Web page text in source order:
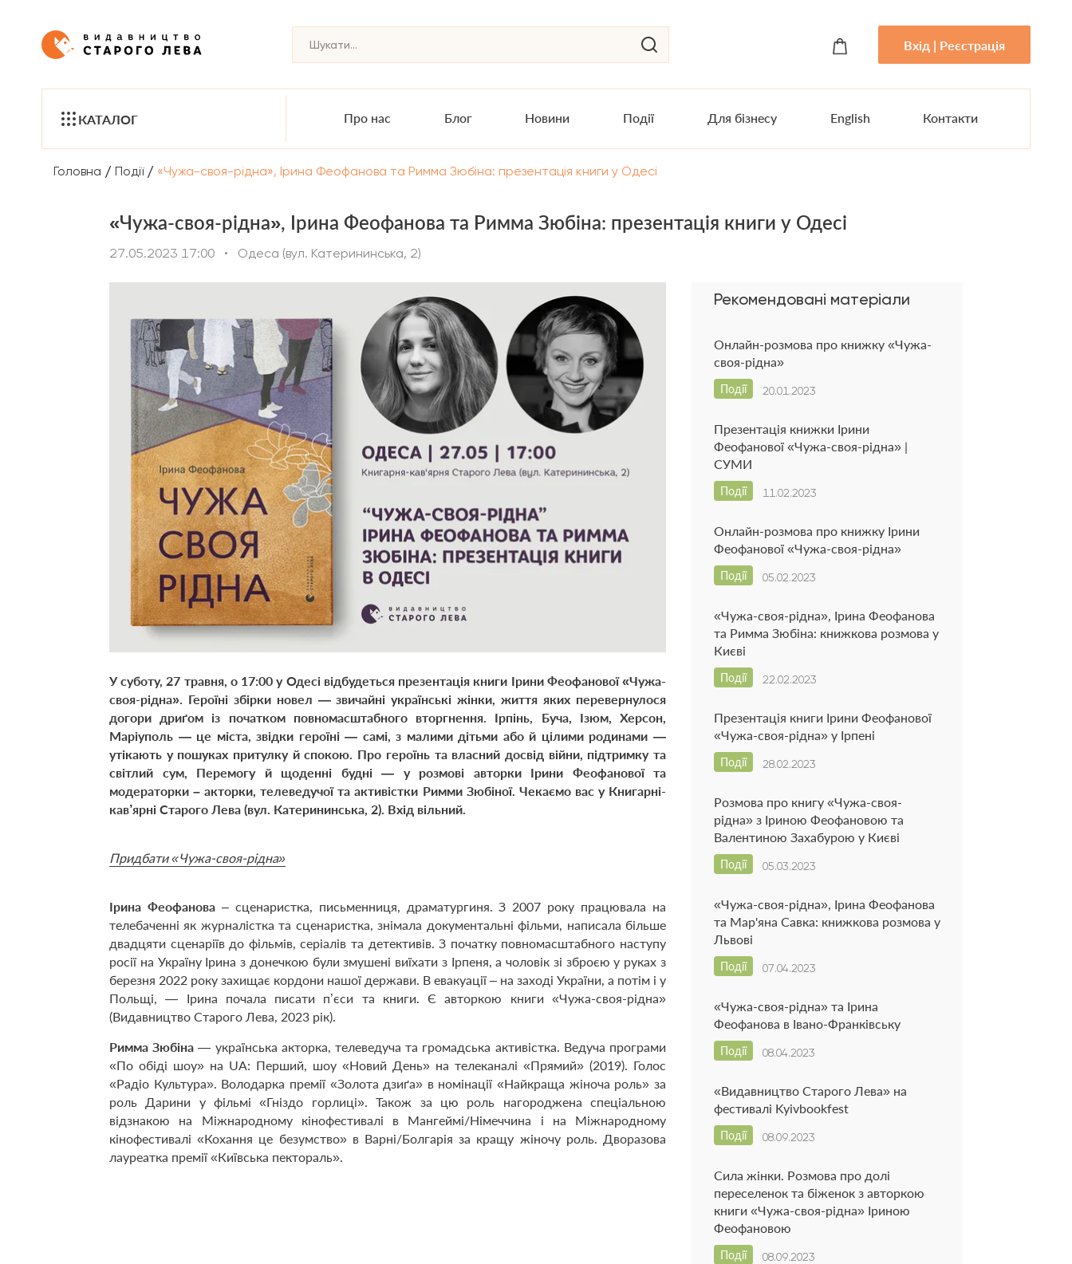
Вхід | Реєстрація
КАТАЛОГ Про нас Блог Новини Події Для бізнесу English Контакти
Головна / Події / «Чужа-своя-рідна», Ірина Феофанова та Римма Зюбіна: презентація книги у Одесі
«Чужа-своя-рідна», Ірина Феофанова та Римма Зюбіна: презентація книги у Одесі
27.05.2023 17:00 • Одеса (вул. Катерининська, 2)
У суботу, 27 травня, о 17:00 у Одесі відбудеться презентація книги Ірини Феофанової «Чужа-
своя-рідна». Героїні збірки новел — звичайні українські жінки, життя яких перевернулося
догори дриґом із початком повномасштабного вторгнення. Ірпінь, Буча, Ізюм, Херсон,
Маріуполь — це міста, звідки героїні — самі, з малими дітьми або й цілими родинами —
утікають у пошуках притулку й спокою. Про героїнь та власний досвід війни, підтримку та
світлий сум, Перемогу й щоденні будні — у розмові авторки Ірини Феофанової та
модераторки – акторки, телеведучої та активістки Римми Зюбіної. Чекаємо вас у Книгарні-
кав’ярні Старого Лева (вул. Катерининська, 2). Вхід вільний.
Придбати «Чужа-своя-рідна»
Ірина Феофанова– сценаристка, письменниця, драматургиня. З 2007 року працювала на
телебаченні як журналістка та сценаристка, знімала документальні фільми, написала більше
двадцяти сценаріїв до фільмів, серіалів та детективів. З початку повномасштабного наступу
росії на Україну Ірина з донечкою були змушені виїхати з Ірпеня, а чоловік зі зброєю у руках з
березня 2022 року захищає кордони нашої держави. В евакуації – на заході України, а потім і у
Польщі, — Ірина почала писати п’єси та книги. Є авторкою книги «Чужа-своя-рідна»
(Видавництво Старого Лева, 2023 рік).
Римма Зюбіна — українська акторка, телеведуча та громадська активістка. Ведуча програми
«По обіді шоу» на UA: Перший, шоу «Новий День» на телеканалі «Прямий» (2019). Голос
«Радіо Культура». Володарка премії «Золота дзиґа» в номінації «Найкраща жіноча роль» за
роль Дарини у фільмі «Гніздо горлиці». Також за цю роль нагороджена спеціальною
відзнакою на Міжнародному кінофестивалі в Мангеймі/Німеччина і на Міжнародному
кінофестивалі «Кохання це безумство» в Варні/Болгарія за кращу жіночу роль. Дворазова
лауреатка премії «Київська пектораль».
Рекомендовані матеріали
Онлайн-розмова про книжку «Чужа-
своя-рідна»
20.01.2023
Події
Презентація книжки Ірини
Феофанової «Чужа-своя-рідна» |
СУМИ
11.02.2023
Події
Онлайн-розмова про книжку Ірини
Феофанової «Чужа-своя-рідна»
05.02.2023
Події
«Чужа-своя-рідна», Ірина Феофанова
та Римма Зюбіна: книжкова розмова у
Києві
22.02.2023
Події
Презентація книги Ірини Феофанової
«Чужа-своя-рідна» у Ірпені
28.02.2023
Події
Розмова про книгу «Чужа-своя-
рідна» з Іриною Феофановою та
Валентиною Захабурою у Києві
05.03.2023
Події
«Чужа-своя-рідна», Ірина Феофанова
та Мар'яна Савка: книжкова розмова у
Львові
07.04.2023
Події
«Чужа-своя-рідна» та Ірина
Феофанова в Івано-Франківську
08.04.2023
Події
«Видавництво Старого Лева» на
фестивалі Kyivbookfest
08.09.2023
Події
Сила жінки. Розмова про долі
переселенок та біженок з авторкою
книги «Чужа-своя-рідна» Іриною
Феофановою
08.09.2023
Події